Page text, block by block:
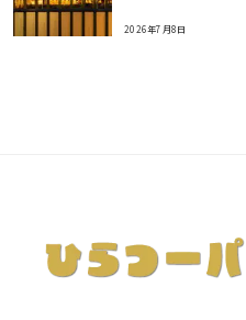
2026年7月8日